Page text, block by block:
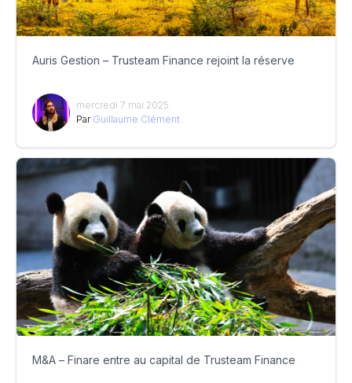
Auris Gestion – Trusteam Finance rejoint la réserve
mercredi 7 mai 2025
Par Guillaume Clément
M&A – Finare entre au capital de Trusteam Finance